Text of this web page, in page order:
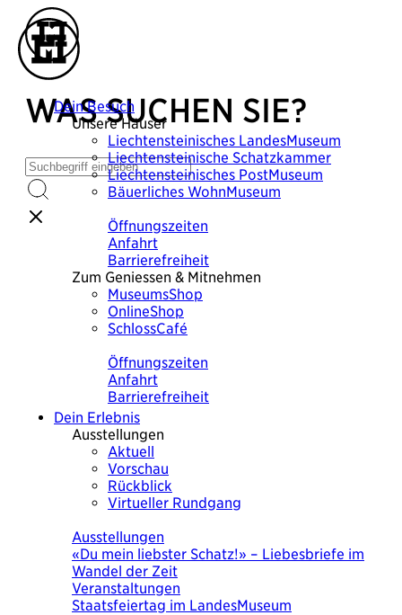
Dein Besuch
Unsere Häuser
Liechtensteinisches LandesMuseum
Liechtensteinische Schatzkammer
Liechtensteinisches PostMuseum
Bäuerliches WohnMuseum
Öffnungszeiten
Anfahrt
Barrierefreiheit
Zum Geniessen & Mitnehmen
MuseumsShop
OnlineShop
SchlossCafé
Öffnungszeiten
Anfahrt
Barrierefreiheit
Dein Erlebnis
Ausstellungen
Aktuell
Vorschau
Rückblick
Virtueller Rundgang
Ausstellungen
«Du mein liebster Schatz!» – Liebesbriefe im
Wandel der Zeit
Veranstaltungen
Staatsfeiertag im LandesMuseum
WAS SUCHEN SIE?